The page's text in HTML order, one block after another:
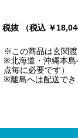
税抜 （税込 ￥
※この商品は玄関
※北海道・沖縄本島
点毎に必要です）
※離島へは配送でき